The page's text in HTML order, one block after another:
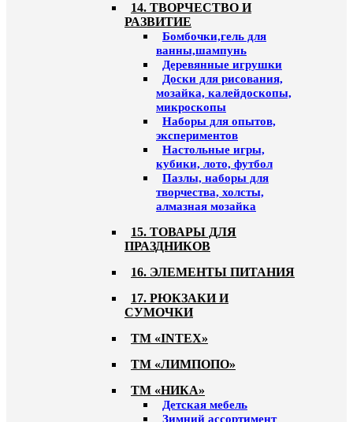
14. ТВОРЧЕСТВО И
РАЗВИТИЕ
Бомбочки,гель для
ванны,шампунь
Деревянные игрушки
Доски для рисования,
мозайка, калейдоскопы,
микроскопы
Наборы для опытов,
экспериментов
Настольные игры,
кубики, лото, футбол
Пазлы, наборы для
творчества, холсты,
алмазная мозайка
15. ТОВАРЫ ДЛЯ
ПРАЗДНИКОВ
16. ЭЛЕМЕНТЫ ПИТАНИЯ
17. РЮКЗАКИ И
СУМОЧКИ
ТМ «INTEX»
ТМ «ЛИМПОПО»
ТМ «НИКА»
Детская мебель
Зимний ассортимент